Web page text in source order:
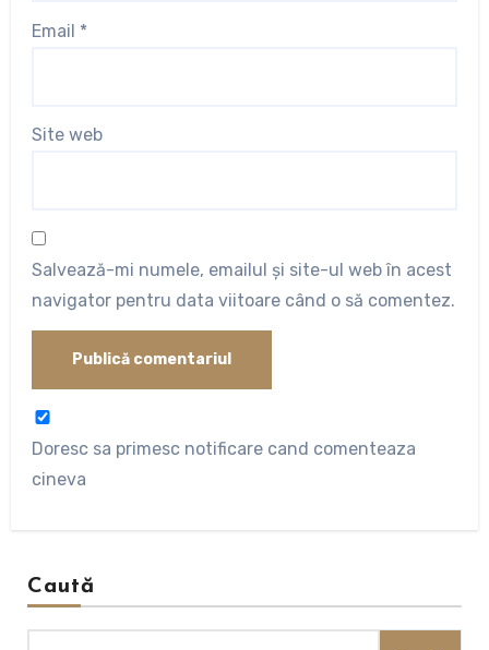
Email *
Site web
Salvează-mi numele, emailul și site-ul web în acest
navigator pentru data viitoare când o să comentez.
Doresc sa primesc notificare cand comenteaza
cineva
Caută